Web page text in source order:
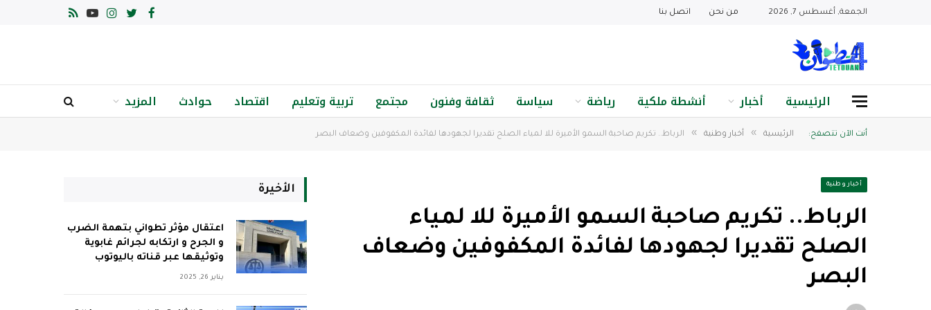
الجمعة, أغسطس 7, 2026 من نحن اتصل بنا
فيسبوك
تويتر الانستغرام
يوتيوبRSS
الرئيسية أخبار أنشطة ملكية رياضة سياسة ثقافة وفنون مجتمع تربية وتعليم اقتصاد حوادث المزيد
أنت الآن تتصفح: الرئيسية » أخبار وطنية » الرباط.. تكريم صاحبة السمو الأميرة للا لمياء الصلح تقديرا لجهودها لفائدة المكفوفين وضعاف البصر
أخبار وطنية
الرباط.. تكريم صاحبة السمو الأميرة للا لمياء
الصلح تقديرا لجهودها لفائدة المكفوفين وضعاف
البصر
الأخيرة
اعتقال مؤثر تطواني بتهمة الضرب
و الجرح و ارتكابه لجرائم غابوية
وتوثيقها عبر قناته باليوتوب
يناير 26, 2025